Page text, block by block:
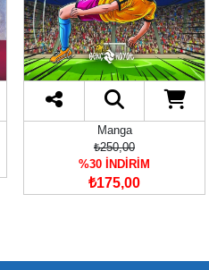
Manga
₺250,00
%30 İNDİRİM
₺175,00